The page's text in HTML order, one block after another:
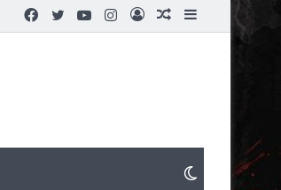
Sidebar
Article
Connexion
Instagram
YouTube
Twitter
Facebook
Switch